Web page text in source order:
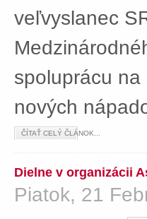
veľvyslanec
spoluprácu
nových
ČÍTAŤ CELÝ ČLÁNOK...
Dielne v organizácii
Piatok, 21